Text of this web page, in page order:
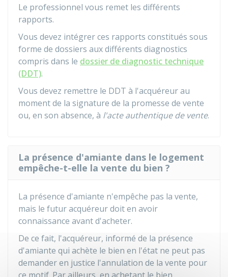
Le professionnel vous remet les différents
rapports.
Vous devez intégrer ces rapports constitués sous
forme de dossiers aux différents diagnostics
compris dans le dossier de diagnostic technique
(DDT).
Vous devez remettre le DDT à l'acquéreur au
moment de la signature de la promesse de vente
ou, en son absence, à l'acte authentique de vente.
La présence d'amiante dans le logement
empêche-t-elle la vente du bien ?
La présence d'amiante n'empêche pas la vente,
mais le futur acquéreur doit en avoir
connaissance avant d'acheter.
De ce fait, l'acquéreur, informé de la présence
d'amiante qui achète le bien en l'état ne peut pas
demander en justice l'annulation de la vente pour